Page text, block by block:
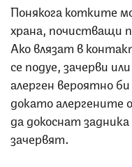
Понякога котките
храна, почистващи
Ако влязат в
се подуе, зачерви
алерген вероятно
докато алергените
да докоснат
зачервят.